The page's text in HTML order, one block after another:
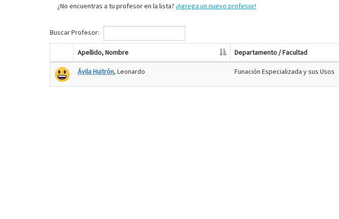
¿No encuentras a tu profesor en la lista? ¡Agrega un nuevo profesor!
Buscar Profesor:
Apellido, Nombre Departamento / Facultad
Ávila Huitrón, Leonardo Funación Especializada y sus Usos